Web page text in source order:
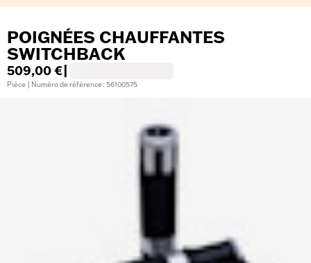
POIGNÉES CHAUFFANTES
SWITCHBACK
509,00 €
Pièce | Numéro de référence : 56100575